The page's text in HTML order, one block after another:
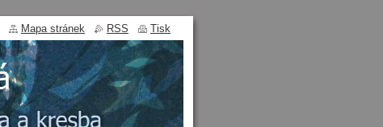
Mapa stránek RSS Tisk